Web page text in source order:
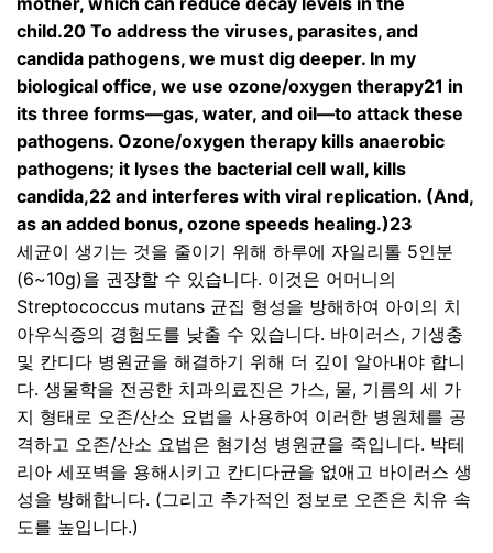
child.20 To address the viruses, parasites, and
candida pathogens, we must dig deeper. In my
biological office, we use ozone/oxygen therapy21 in
its three forms—gas, water, and oil—to attack these
pathogens. Ozone/oxygen therapy kills anaerobic
pathogens; it lyses the bacterial cell wall, kills
candida,22 and interferes with viral replication. (And,
as an added bonus, ozone speeds healing.)23
세균이 생기는 것을 줄이기 위해 하루에 자일리톨 5인분
(6~10g)을 권장할 수 있습니다. 이것은 어머니의
Streptococcus mutans 균집 형성을 방해하여 아이의 치
아우식증의 경험도를 낮출 수 있습니다. 바이러스, 기생충
및 칸디다 병원균을 해결하기 위해 더 깊이 알아내야 합니
다. 생물학을 전공한 치과의료진은 가스, 물, 기름의 세 가
지 형태로 오존/산소 요법을 사용하여 이러한 병원체를 공
격하고 오존/산소 요법은 혐기성 병원균을 죽입니다. 박테
리아 세포벽을 용해시키고 칸디다균을 없애고 바이러스 생
성을 방해합니다. (그리고 추가적인 정보로 오존은 치유 속
도를 높입니다.)